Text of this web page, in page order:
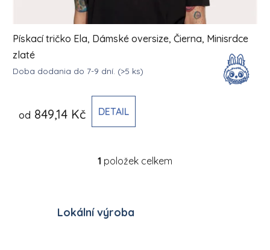
Pískací tričko Ela, Dámské oversize, Čierna, Minisrdce
zlaté
Doba dodania do 7-9 dní. (>5 ks)
od 849,14 Kč DETAIL
Ovládací prvky výpisu
1 položek celkem
Lokální výroba